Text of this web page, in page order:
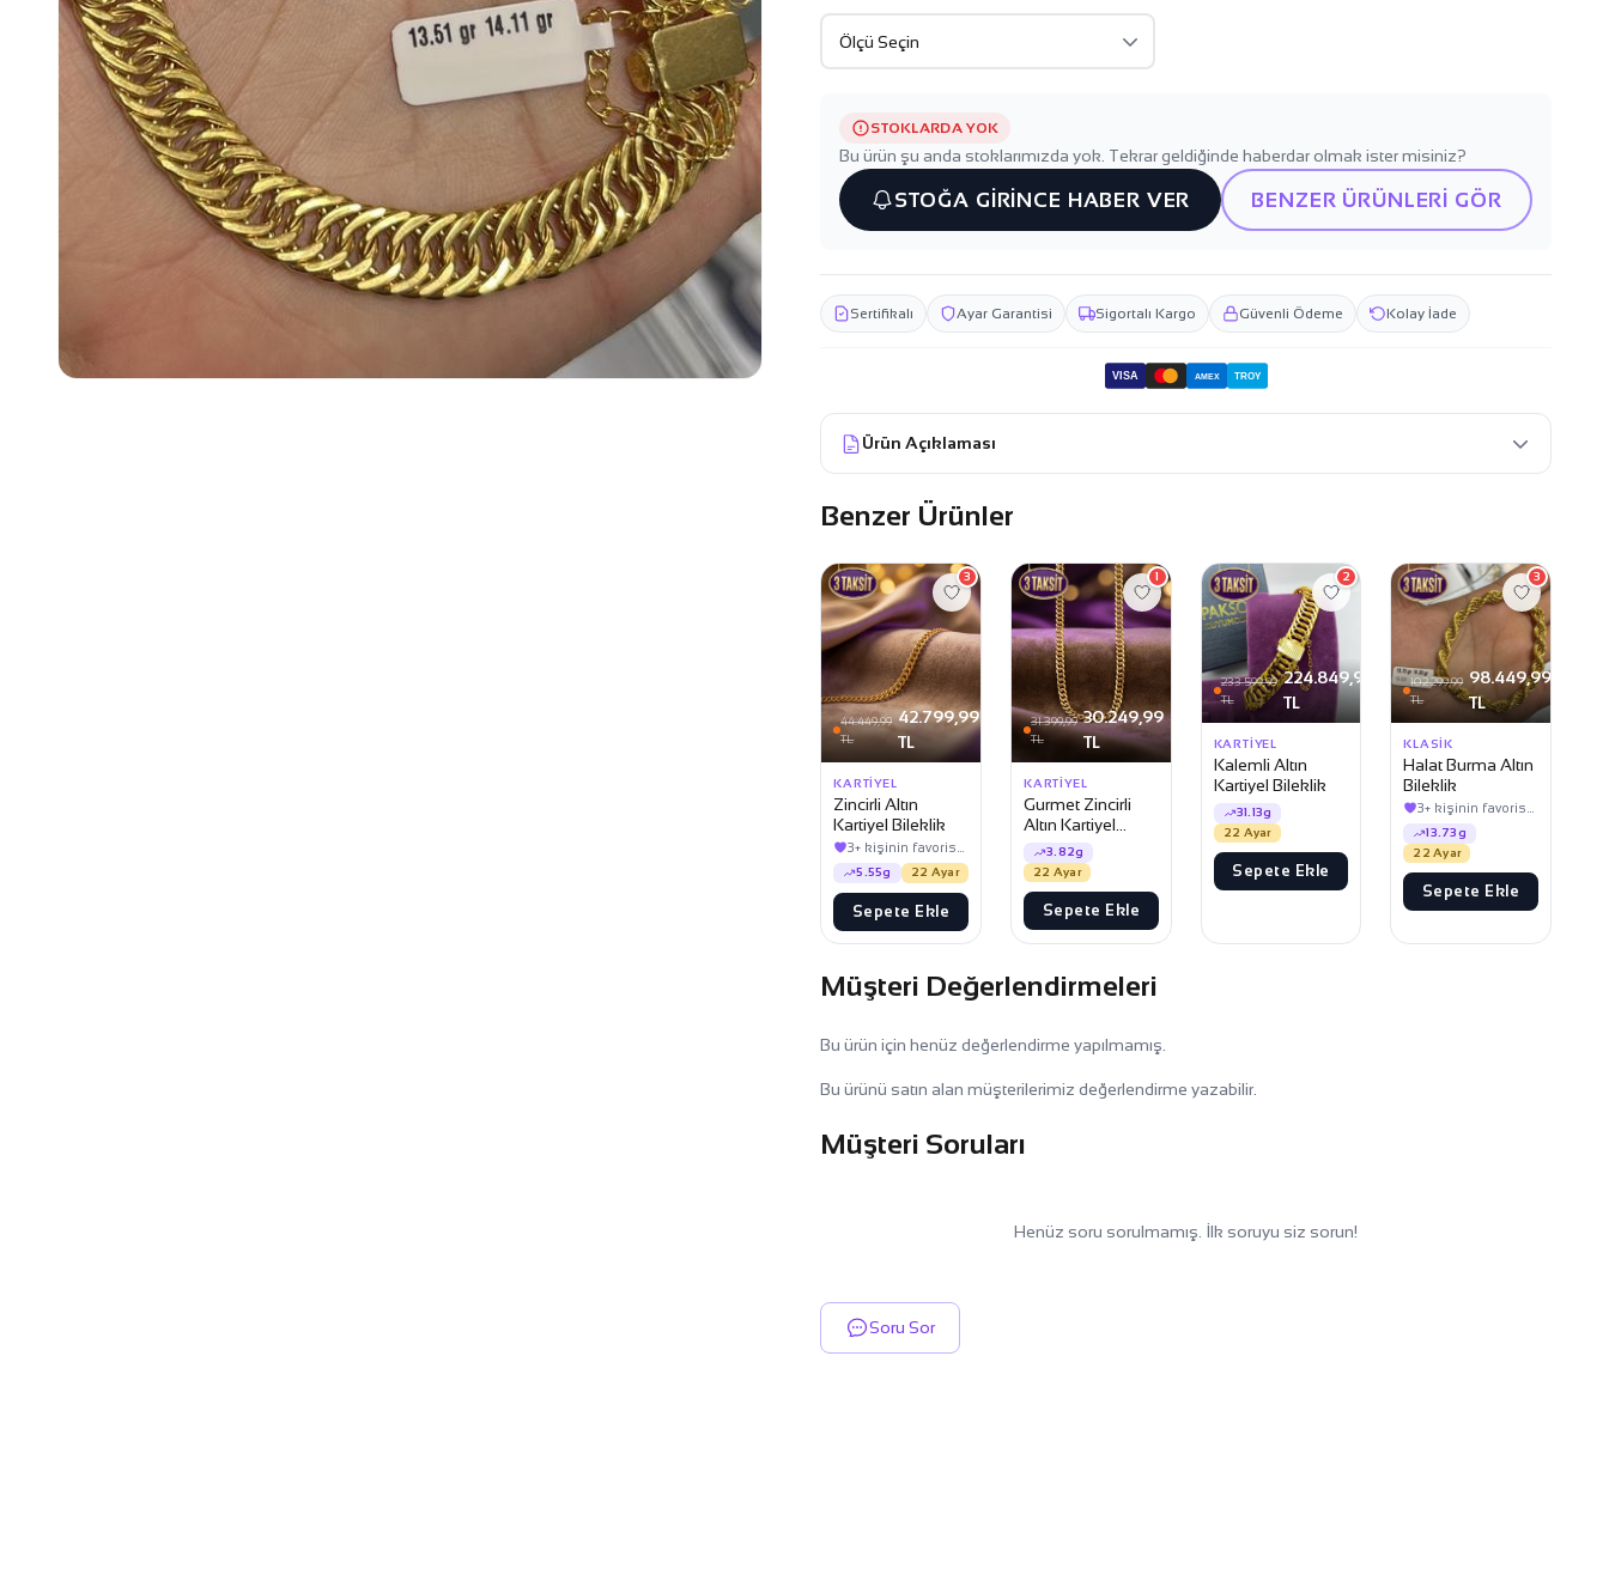
STOKLARDA YOK
Bu ürün şu anda stoklarımızda yok. Tekrar geldiğinde haberdar olmak ister misiniz?
STOĞA GİRİNCE HABER VER BENZER ÜRÜNLERİ GÖR
Sertifikalı Ayar Garantisi Sigortalı Kargo Güvenli Ödeme Kolay İade
VISA AMEX TROY
Ürün Açıklaması
Benzer Ürünler
44.449,99
TL
42.799,99
TL
3
KARTIYEL
Zincirli Altın
Kartiyel Bileklik
5.55g 22 Ayar
Sepete Ekle
31.399,99
TL
30.249,99
TL
1
KARTIYEL
Gurmet Zincirli
Altın Kartiyel
Bileklik
3.82g
22 Ayar
Sepete Ekle
233.599,99
TL
224.849,99
TL
2
KARTIYEL
Kalemli Altın
Kartiyel Bileklik
31.13g
22 Ayar
Sepete Ekle
102.299,99
TL
98.449,99
TL
3
KLASIK
Halat Burma Altın
Bileklik
13.73g
22 Ayar
Sepete Ekle
Müşteri Değerlendirmeleri
Bu ürün için henüz değerlendirme yapılmamış.
Bu ürünü satın alan müşterilerimiz değerlendirme yazabilir.
Müşteri Soruları
Henüz soru sorulmamış. İlk soruyu siz sorun!
Soru Sor